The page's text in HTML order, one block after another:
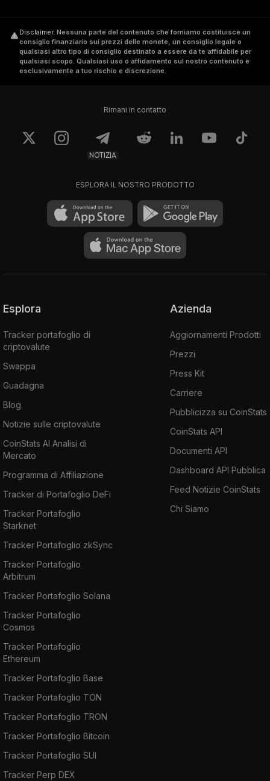
Disclaimer. Nessuna parte del contenuto che forniamo costituisce un
consiglio finanziario sui prezzi delle monete, un consiglio legale o
qualsiasi altro tipo di consiglio destinato a essere da te affidabile per
qualsiasi scopo. Qualsiasi uso o affidamento sul nostro contenuto è
esclusivamente a tuo rischio e discrezione.
Rimani in contatto
NOTIZIA
ESPLORA IL NOSTRO PRODOTTO
Esplora
Tracker portafoglio di
criptovalute
Swappa
Guadagna
Blog
Notizie sulle criptovalute
CoinStats AI Analisi di
Mercato
Programma di Affiliazione
Tracker di Portafoglio DeFi
Tracker Portafoglio
Starknet
Tracker Portafoglio zkSync
Tracker Portafoglio
Arbitrum
Tracker Portafoglio Solana
Tracker Portafoglio
Cosmos
Tracker Portafoglio
Ethereum
Tracker Portafoglio Base
Tracker Portafoglio TON
Tracker Portafoglio TRON
Tracker Portafoglio Bitcoin
Tracker Portafoglio SUI
Tracker Perp DEX
Azienda
Aggiornamenti Prodotti
Prezzi
Press Kit
Carriere
Pubblicizza su CoinStats
CoinStats API
Documenti API
Dashboard API Pubblica
Feed Notizie CoinStats
Chi Siamo